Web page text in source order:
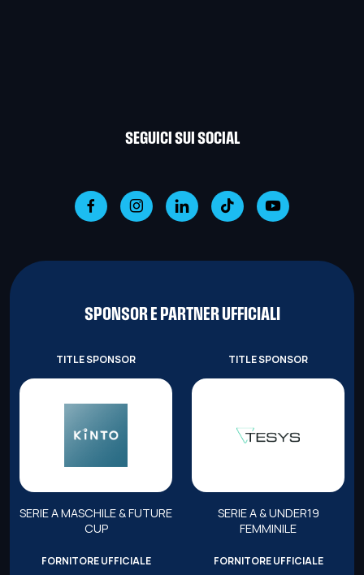
SEGUICI SUI SOCIAL
SPONSOR E PARTNER UFFICIALI
TITLE SPONSOR
SERIE A MASCHILE & FUTURE
CUP
TITLE SPONSOR
SERIE A & UNDER19
FEMMINILE
FORNITORE UFFICIALE FORNITORE UFFICIALE